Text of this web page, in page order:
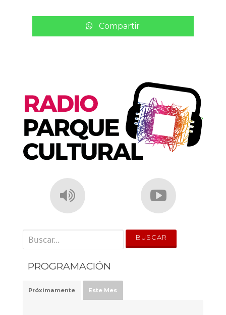
c
e
it
te
a
ts
p
Compartir
' . __('Search for:') . '
PROGRAMACIÓN
Próximamente Este Mes